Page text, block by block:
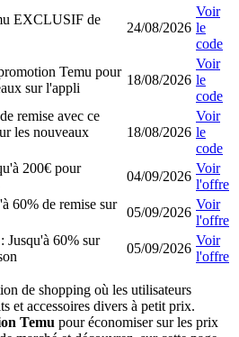
EXCLUSIF de
24/08/2026
Voir
le
code
Temu pour
sur l'appli
18/08/2026
Voir
le
code
remise avec ce
les nouveaux
18/08/2026
Voir
le
code
200€ pour
04/09/2026
Voir
l'offre
60% de remise sur
05/09/2026
Voir
l'offre
Jusqu'à 60% sur
05/09/2026
Voir
l'offre
de shopping où les utilisateurs
et accessoires divers à petit prix.
Temu pour économiser sur les prix